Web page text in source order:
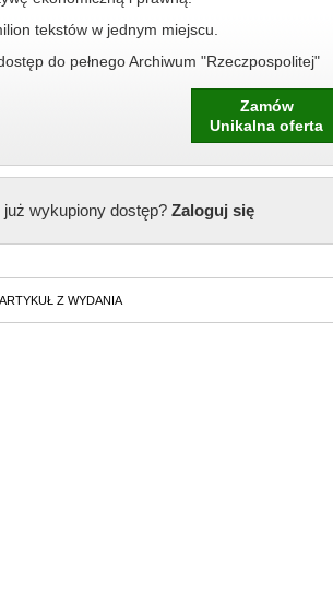
tekstów w jednym miejscu.
do pełnego Archiwum "Rzeczpospolitej"
Zamów
Unikalna oferta
już wykupiony dostęp?Zaloguj się
Z WYDANIA